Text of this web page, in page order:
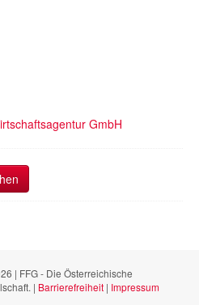
GmbH
| FFG - Die Österreichische
| Barrierefreiheit | Impressum